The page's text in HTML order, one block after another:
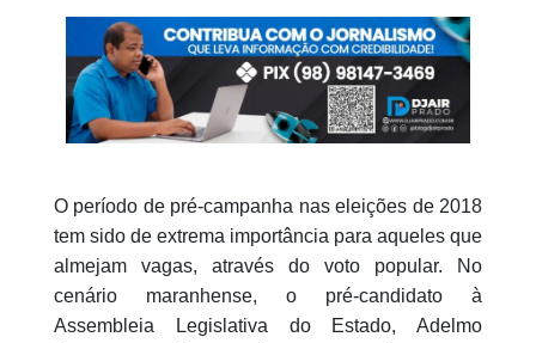
O período de pré-campanha nas eleições de 2018
tem sido de extrema importância para aqueles que
almejam vagas, através do voto popular. No
cenário maranhense, o pré-candidato à
Assembleia Legislativa do Estado, Adelmo